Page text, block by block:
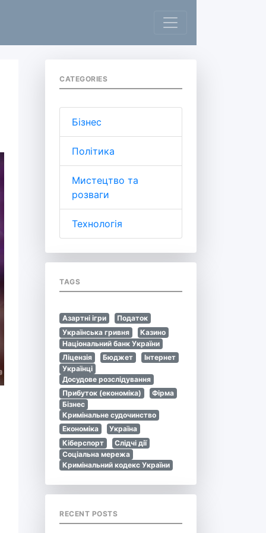
CATEGORIES
Бізнес
Політика
Мистецтво та
розваги
Технологія
TAGS
Азартні ігри
Податок
Українська гривня
Казино
Національний банк України
Ліцензія
Бюджет
Інтернет
Українці
Досудове розслідування
Прибуток (економіка)
Фірма
Бізнес
Кримінальне судочинство
Економіка
Україна
Кіберспорт
Слідчі дії
Соціальна мережа
Кримінальний кодекс України
RECENT POSTS